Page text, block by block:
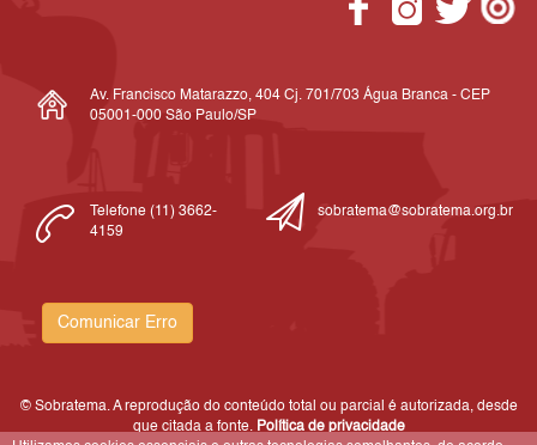
Av. Francisco Matarazzo, 404 Cj. 701/703 Água Branca - CEP
05001-000 São Paulo/SP
Telefone (11) 3662-
4159
sobratema@sobratema.org.br
Comunicar Erro
© Sobratema. A reprodução do conteúdo total ou parcial é autorizada, desde
que citada a fonte. Política de privacidade